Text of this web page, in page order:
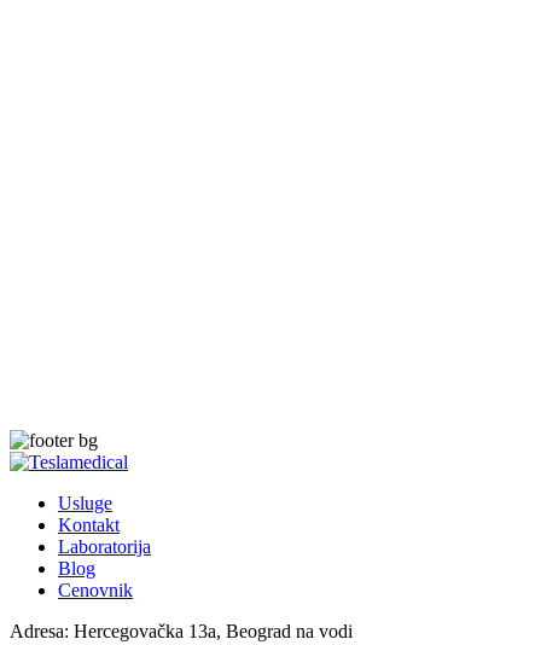
Usluge
Kontakt
Laboratorija
Blog
Cenovnik
Adresa: Hercegovačka 13a, Beograd na vodi